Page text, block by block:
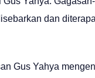
dan
Gus Yahya